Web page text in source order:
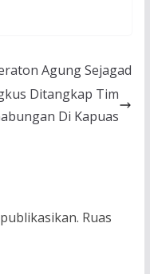
Agung Sejagad
Ditangkap Tim
Di Kapuas
Ruas